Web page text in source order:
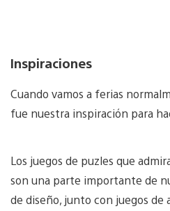
Inspiraciones
Cuando vamos a ferias
fue nuestra inspiración para
Los juegos de puzles que
son una parte importante de
de diseño, junto con juegos de